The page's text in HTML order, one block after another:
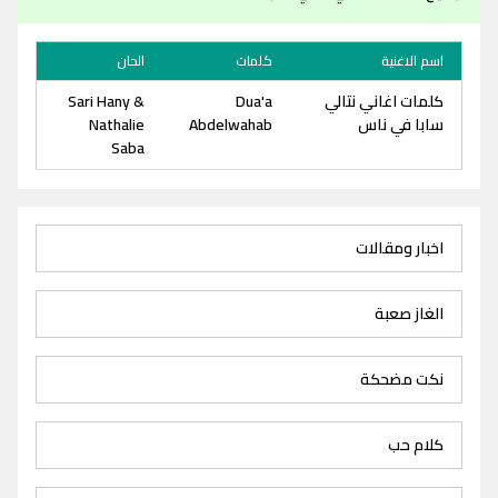
اسم الاغنية كلمات الحان
كلمات اغاني نتالي
سابا في ناس
Dua'a
Abdelwahab
Sari Hany &
Nathalie
Saba
اخبار ومقالات
الغاز صعبة
نكت مضحكة
كلام حب